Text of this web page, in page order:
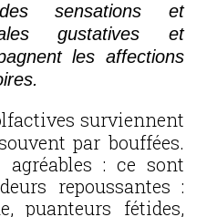
sensations et
gustatives et
les affections
surviennent
par bouffées.
: ce sont
repoussantes :
puanteurs fétides,